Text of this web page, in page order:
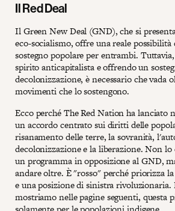
Il Red Deal
Il Green New Deal (GND), che si
eco-socialismo, offre una reale possibilità
sostegno popolare per entrambi.
spirito anticapitalista e offrendo un
decolonizzazione, è necessario che vada
movimenti che lo sostengono.
Ecco perché The Red Nation ha lanciato
un accordo centrato sui diritti delle
risanamento delle terre, la sovranità,
decolonizzazione e la liberazione. Non lo
un programma in opposizione al GND,
andare oltre. È "rosso" perché priorizza
e una posizione di sinistra rivoluzionaria.
mostriamo nelle pagine seguenti, questa